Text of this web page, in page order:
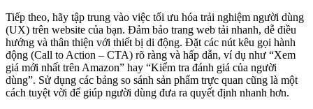
Tiếp theo, hãy tập trung vào việc tối ưu hóa trải nghiệm người dùng
(UX) trên website của bạn. Đảm bảo trang web tải nhanh, dễ điều
hướng và thân thiện với thiết bị di động. Đặt các nút kêu gọi hành
động (Call to Action – CTA) rõ ràng và hấp dẫn, ví dụ như “Xem
giá mới nhất trên Amazon” hay “Kiểm tra đánh giá của người
dùng”. Sử dụng các bảng so sánh sản phẩm trực quan cũng là một
cách tuyệt vời để giúp người dùng đưa ra quyết định nhanh hơn.